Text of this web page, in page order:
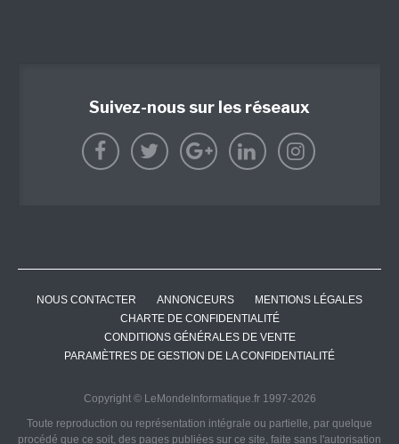
Suivez-nous sur les réseaux
NOUS CONTACTER ANNONCEURS
MENTIONS LÉGALES
CHARTE DE CONFIDENTIALITÉ
CONDITIONS GÉNÉRALES DE VENTE
PARAMÈTRES DE GESTION DE LA CONFIDENTIALITÉ
Copyright © LeMondeInformatique.fr 1997-2026
Toute reproduction ou représentation intégrale ou partielle, par quelque
procédé que ce soit, des pages publiées sur ce site, faite sans l'autorisation